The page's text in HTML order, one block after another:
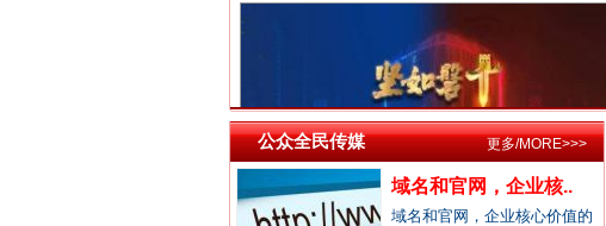
中国医药新
中国企业
一枚“钉子”竟然扎入要害部门
公众全民传媒
域名和官网，企业核..
域名和官网，企业核心价值的
更多/MORE>>>